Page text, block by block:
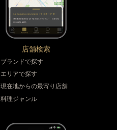
店舗検索
ブランドで探す
エリアで探す
現在地からの最寄り店舗
料理ジャンル